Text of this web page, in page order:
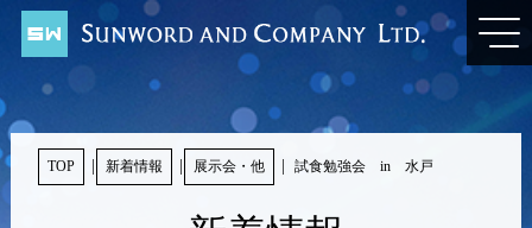
TOP 新着情報 展示会・他 試食勉強会 in 水戸